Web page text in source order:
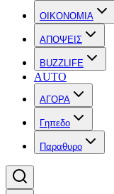
OIKONOMIA
ΑΠΟΨΕΙΣ
BUZZLIFE
AUTO
ΑΓΟΡΑ
Γηπεδο
Παραθυρο